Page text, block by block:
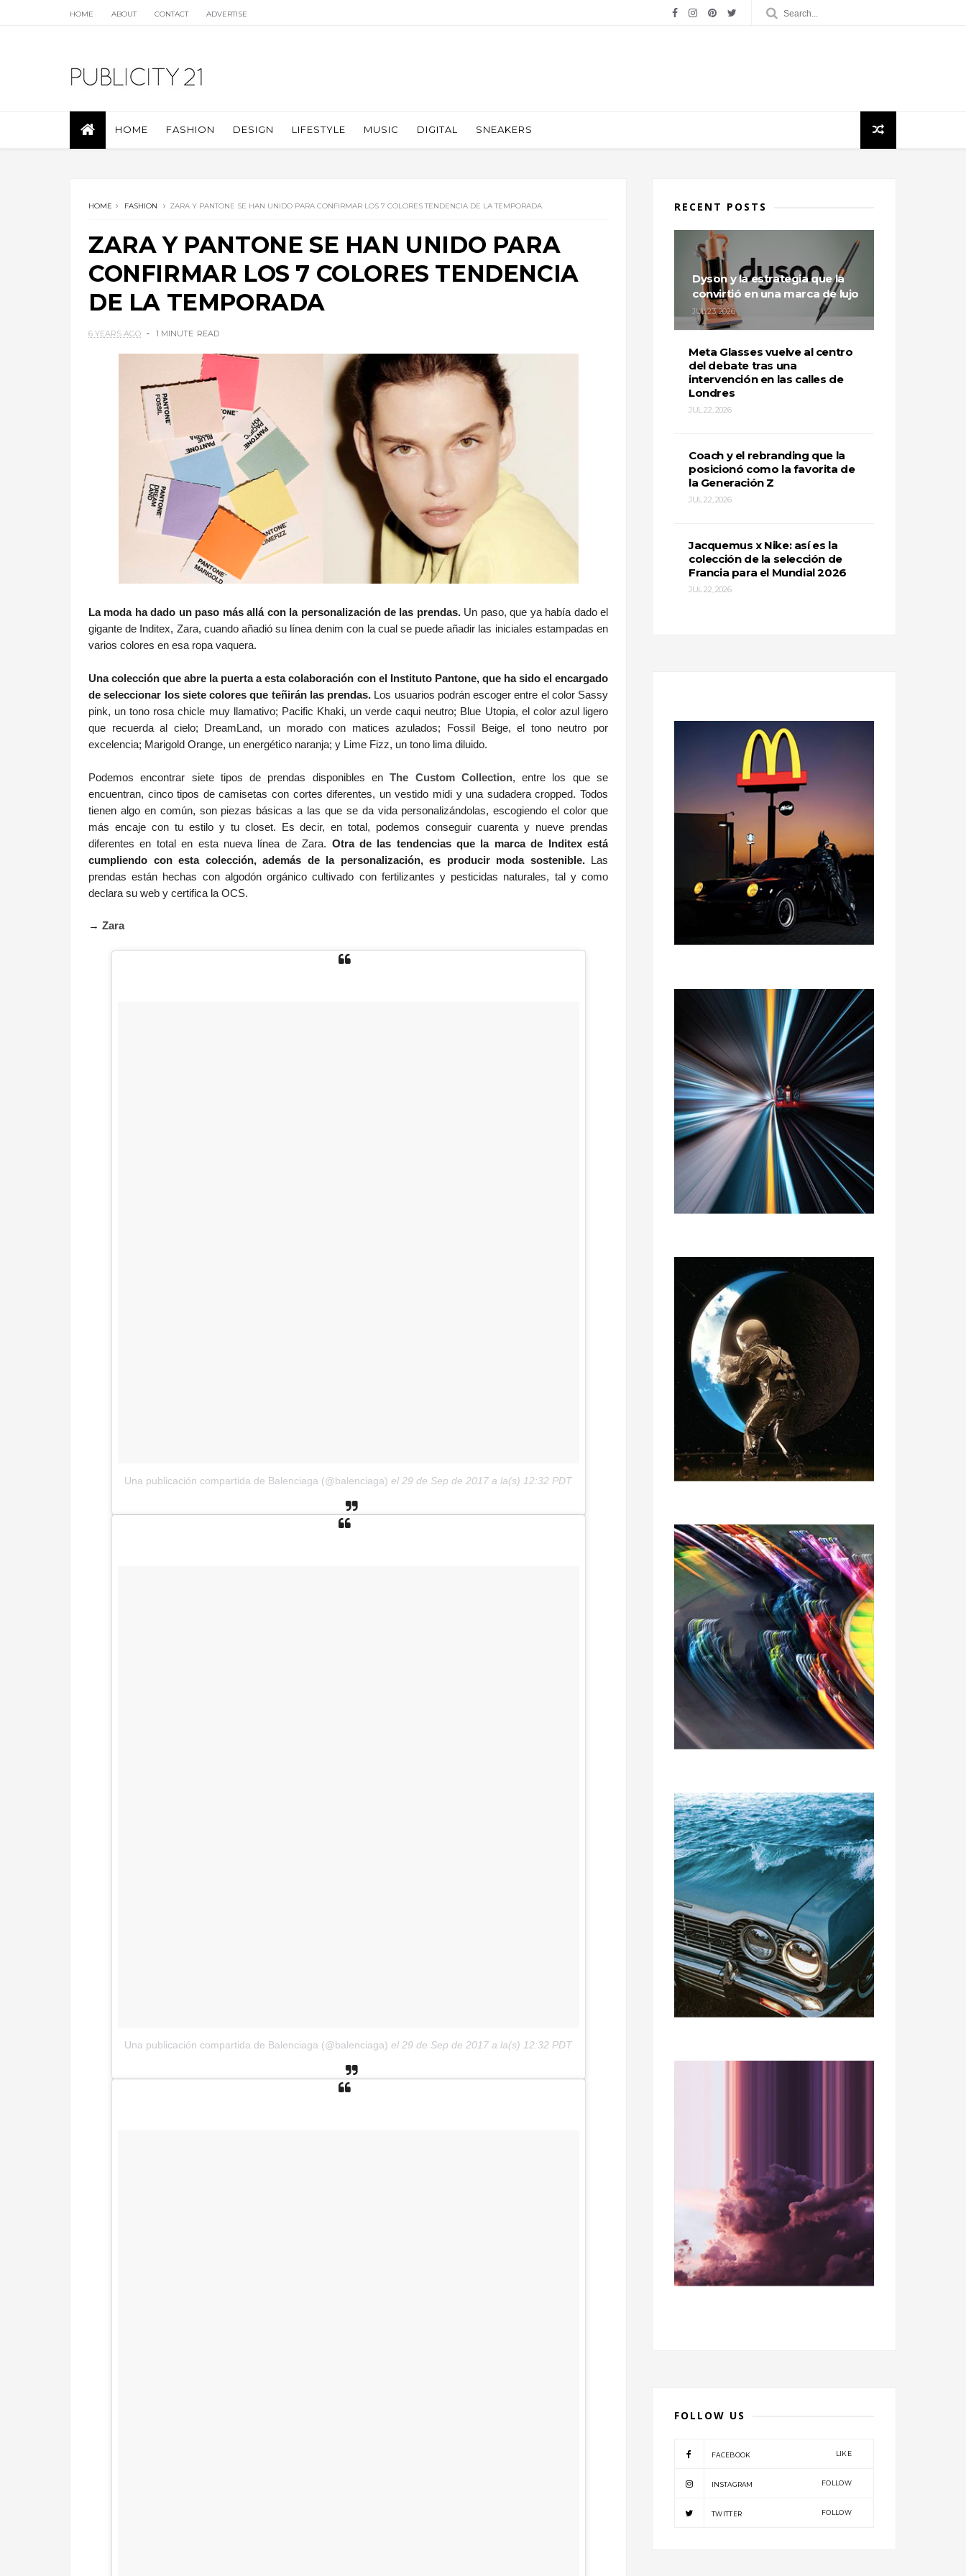
HOME ABOUT CONTACT ADVERTISE
HOME FASHION DESIGN LIFESTYLE MUSIC DIGITAL SNEAKERS
HOME FASHION ZARA Y PANTONE SE HAN UNIDO PARA CONFIRMAR LOS 7 COLORES TENDENCIA DE LA TEMPORADA
ZARA Y PANTONE SE HAN UNIDO PARA
CONFIRMAR LOS 7 COLORES TENDENCIA
DE LA TEMPORADA
6 YEARS AGO 1 MINUTE READ
La moda ha dado un paso más allá con la personalización de las prendas.Un paso, que ya había dado el
gigante de Inditex, Zara, cuando añadió su línea denim con la cual se puede añadir las iniciales estampadas en
varios colores en esa ropa vaquera.
Una colección que abre la puerta a esta colaboración con el Instituto Pantone, que ha sido el encargado
de seleccionar los siete colores que teñirán las prendas. Los usuarios podrán escoger entre el color Sassy
pink, un tono rosa chicle muy llamativo; Pacific Khaki, un verde caqui neutro; Blue Utopia, el color azul ligero
que recuerda al cielo; DreamLand, un morado con matices azulados; Fossil Beige, el tono neutro por
excelencia; Marigold Orange, un energético naranja; y Lime Fizz, un tono lima diluido.
Podemos encontrar siete tipos de prendas disponibles enThe Custom Collection, entre los que se
encuentran, cinco tipos de camisetas con cortes diferentes, un vestido midi y una sudadera cropped. Todos
tienen algo en común, son piezas básicas a las que se da vida personalizándolas, escogiendo el color que
más encaje con tu estilo y tu closet. Es decir, en total, podemos conseguir cuarenta y nueve prendas
diferentes en total en esta nueva línea de Zara. Otra de las tendencias que la marca de Inditex está
cumpliendo con esta colección, además de la personalización, es producir moda sostenible. Las
prendas están hechas con algodón orgánico cultivado con fertilizantes y pesticidas naturales, tal y como
declara su web y certifica la OCS.
→ Zara
Una publicación compartida de Balenciaga (@balenciaga) el 29 de Sep de 2017 a la(s) 12:32 PDT
Una publicación compartida de Balenciaga (@balenciaga) el 29 de Sep de 2017 a la(s) 12:32 PDT
RECENT POSTS
Dyson y la estrategia que la
convirtió en una marca de lujo
JUL 23, 2026
Meta Glasses vuelve al centro
del debate tras una
intervención en las calles de
Londres
JUL 22, 2026
Coach y el rebranding que la
posicionó como la favorita de
la Generación Z
JUL 22, 2026
Jacquemus x Nike: así es la
colección de la selección de
Francia para el Mundial 2026
JUL 22, 2026
FOLLOW US
FACEBOOK LIKE
INSTAGRAM FOLLOW
TWITTER FOLLOW